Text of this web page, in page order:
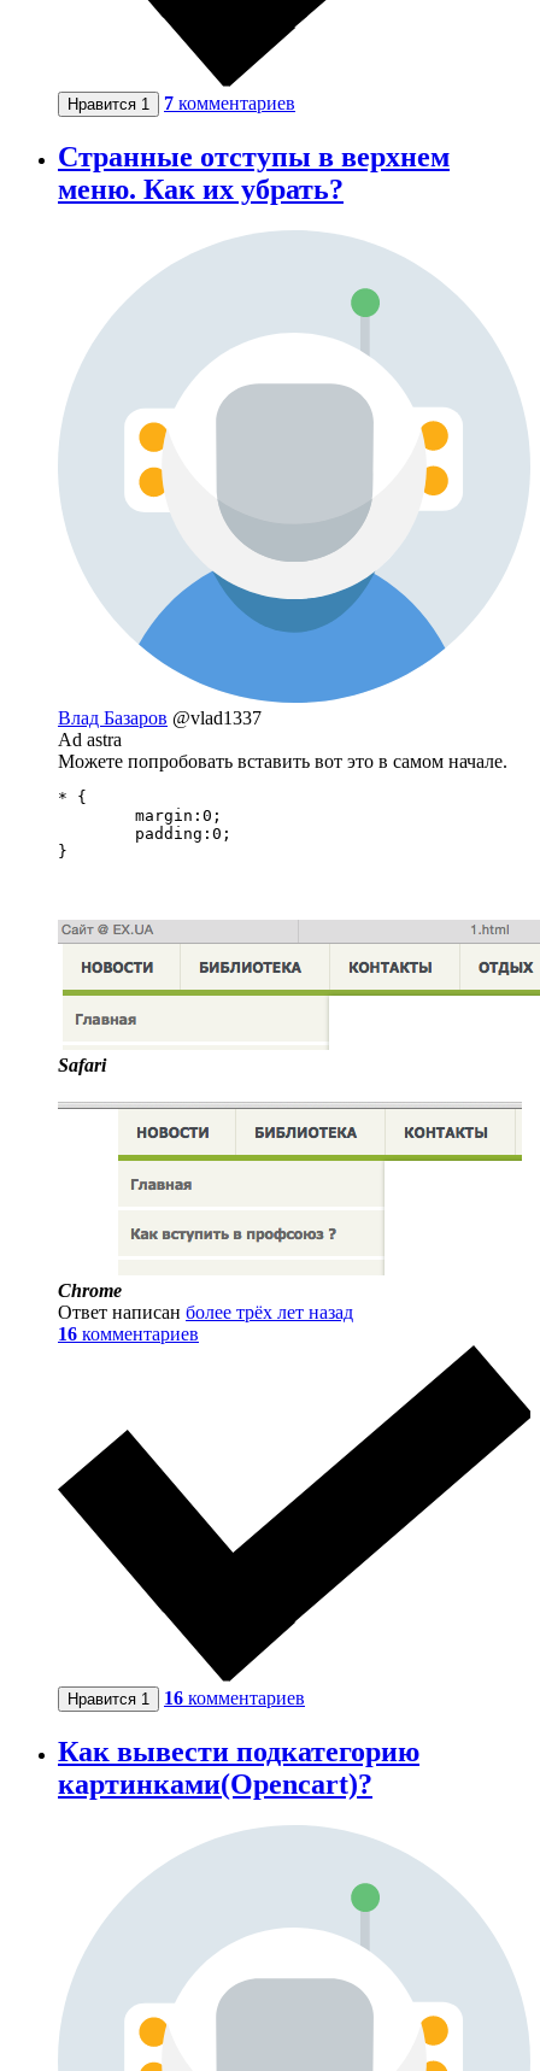
Нравится 1 7 комментариев
Странные отступы в верхнем
меню. Как их убрать?
Влад Базаров @vlad1337
Ad astra
Можете попробовать вставить вот это в самом начале.
* {
}
Safari
Chrome
Ответ написан более трёх лет назад
16 комментариев
Нравится 1 16 комментариев
Как вывести подкатегорию
картинками(Opencart)?